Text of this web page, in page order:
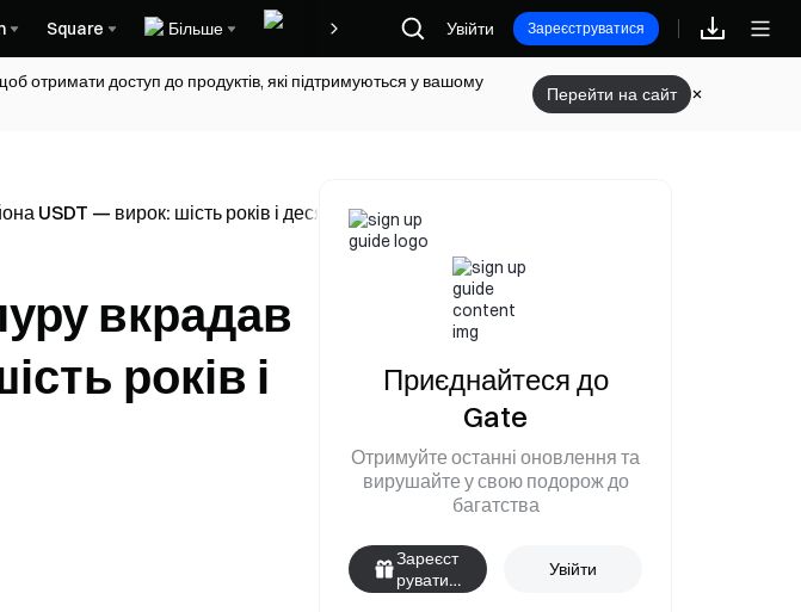
Square Більше Винагороди
Увійти Зареєструватися
отримати доступ до продуктів, які підтримуються у вашому
Перейти на сайт
USDT — вирок: шість років і десять місяців
вкрадав
років і
Приєднайтеся до
Gate
Отримуйте останні оновлення та
вирушайте у свою подорож до
багатства
Зареєст
руватис
Увійти